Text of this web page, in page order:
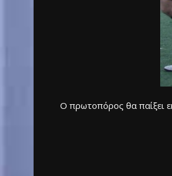
Ο πρωτοπόρος θα παίξει